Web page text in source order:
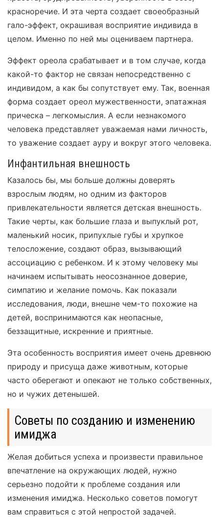
красноречие. И эта черта создает своеобразный
гало-эффект, окрашивая восприятие индивида в
целом. Именно по ней мы оцениваем партнера.
Эффект ореола срабатывает и в том случае, когда
какой-то фактор не связан непосредственно с
индивидом, а как бы сопутствует ему. Так, военная
форма создает ореол мужественности, эпатажная
прическа – легкомыслия. А если незнакомого
человека представляет уважаемая нами личность,
то уважение создает ауру и вокруг этого человека.
Инфантильная внешность
Казалось бы, мы больше должны доверять
взрослым людям, но одним из факторов
привлекательности является детская внешность.
Такие черты, как большие глаза и выпуклый рот,
маленький носик, припухлые губы и хрупкое
телосложение, создают образ, вызывающий
ассоциацию с ребенком. И к этому человеку мы
начинаем испытывать неосознанное доверие,
симпатию и желание помочь. Как показали
исследования, люди, внешне чем-то похожие на
детей, воспринимаются как неопасные,
беззащитные, искренние и приятные.
Эта особенность восприятия имеет очень древнюю
природу и присуща даже животным, которые
часто оберегают и опекают не только собственных,
но и чужих детенышей.
Советы по созданию и изменению
имиджа
Желая добиться успеха и произвести правильное
впечатление на окружающих людей, нужно
серьезно подойти к проблеме создания или
изменения имиджа. Несколько советов помогут
вам справиться с этой непростой задачей.